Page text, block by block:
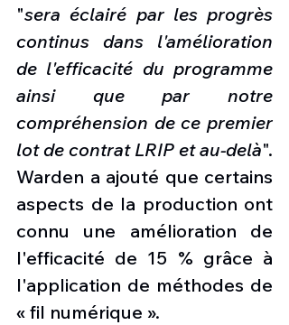
"sera éclairé par les progrès
continus dans l'amélioration
de l'efficacité du programme
ainsi que par notre
compréhension de ce premier
lot de contrat LRIP et au-delà".
Warden a ajouté que certains
aspects de la production ont
connu une amélioration de
l'efficacité de 15 % grâce à
l'application de méthodes de
« fil numérique ».